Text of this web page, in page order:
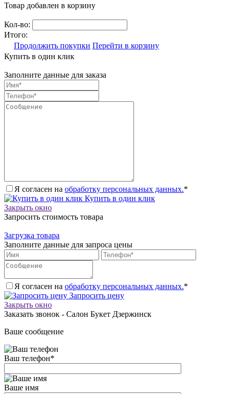
Товар добавлен в корзину
Кол-во:
Итого:
Продолжить покупки Перейти в корзину
Купить в один клик
Заполните данные для заказа
Я согласен на обработку персональных данных.*
Купить в один клик
Закрыть окно
Запросить стоимость товара
Загрузка товара
Заполните данные для запроса цены
Я согласен на обработку персональных данных.*
Запросить цену
Закрыть окно
Заказать звонок - Салон Букет Дзержинск
Ваше сообщение
Ваш телефон*
Ваше имя